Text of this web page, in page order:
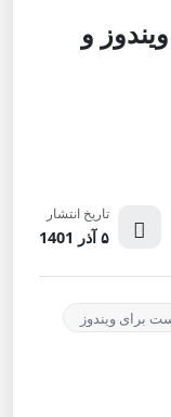
و
تاریخ انتشار
۵ آذر 1401
برای ویندوز